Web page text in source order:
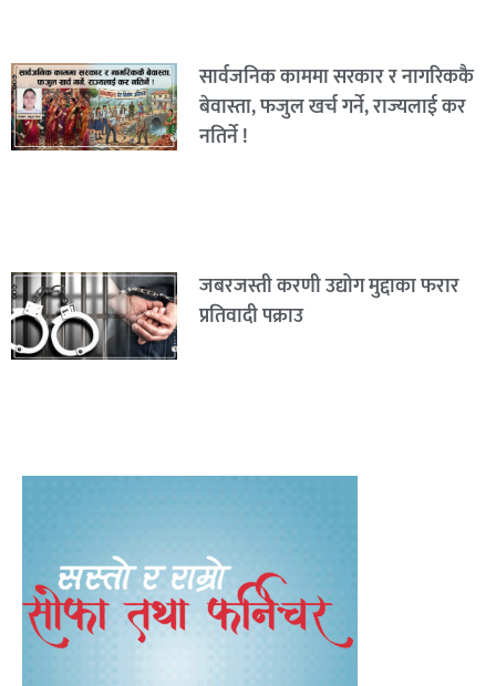
सार्वजनिक काममा सरकार र नागरिककै
बेवास्ता, फजुल खर्च गर्ने, राज्यलाई कर
नतिर्ने !
जबरजस्ती करणी उद्योग मुद्दाका फरार
प्रतिवादी पक्राउ